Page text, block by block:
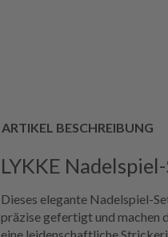
ARTIKEL BESCHREIBUNG
LYKKE
Dieses elegante Nadelspiel-
präzise gefertigt und machen